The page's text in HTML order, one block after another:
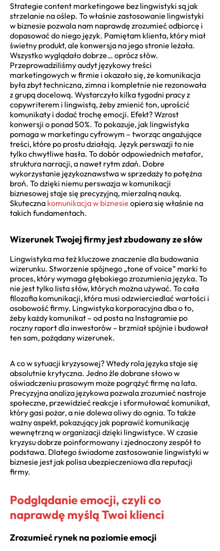
Strategie content marketingowe bez lingwistyki są jak
strzelanie na oślep. To właśnie zastosowanie lingwistyki
w biznesie pozwala nam naprawdę zrozumieć odbiorcę i
dopasować do niego język. Pamiętam klienta, który miał
świetny produkt, ale konwersja na jego stronie leżała.
Wszystko wyglądało dobrze… oprócz słów.
Przeprowadziliśmy audyt językowy treści
marketingowych w firmie i okazało się, że komunikacja
była zbyt techniczna, zimna i kompletnie nie rezonowała
z grupą docelową. Wystarczyło kilka tygodni pracy z
copywriterem i lingwistą, żeby zmienić ton, uprościć
komunikaty i dodać trochę emocji. Efekt? Wzrost
konwersji o ponad 50%. To pokazuje, jak lingwistyka
pomaga w marketingu cyfrowym – tworząc angażujące
treści, które po prostu działają. Język perswazji to nie
tylko chwytliwe hasła. To dobór odpowiednich metafor,
struktura narracji, a nawet rytm zdań. Dobre
wykorzystanie językoznawstwa w sprzedaży to potężna
broń. To dzięki niemu perswazja w komunikacji
biznesowej staje się precyzyjną, mierzalną nauką.
Skuteczna komunikacja w biznesie opiera się właśnie na
takich fundamentach.
Wizerunek Twojej firmy jest zbudowany ze słów
Lingwistyka ma też kluczowe znaczenie dla budowania
wizerunku. Stworzenie spójnego „tone of voice” marki to
proces, który wymaga głębokiego zrozumienia języka. To
nie jest tylko lista słów, których można używać. To cała
filozofia komunikacji, która musi odzwierciedlać wartości i
osobowość firmy. Lingwistyka korporacyjna dba o to,
żeby każdy komunikat – od posta na Instagramie po
roczny raport dla inwestorów – brzmiał spójnie i budował
ten sam, pożądany wizerunek.
A co w sytuacji kryzysowej? Wtedy rola języka staje się
absolutnie krytyczna. Jedno źle dobrane słowo w
oświadczeniu prasowym może pogrążyć firmę na lata.
Precyzyjna analiza językowa pozwala zrozumieć nastroje
społeczne, przewidzieć reakcje i sformułować komunikat,
który gasi pożar, a nie dolewa oliwy do ognia. To także
ważny aspekt, pokazujący jak poprawić komunikację
wewnętrzną w organizacji dzięki lingwistyce. W czasie
kryzysu dobrze poinformowany i zjednoczony zespół to
podstawa. Dlatego świadome zastosowanie lingwistyki w
biznesie jest jak polisa ubezpieczeniowa dla reputacji
firmy.
Podglądanie emocji, czyli co
naprawdę myślą Twoi klienci
Zrozumieć rynek na poziomie emocji